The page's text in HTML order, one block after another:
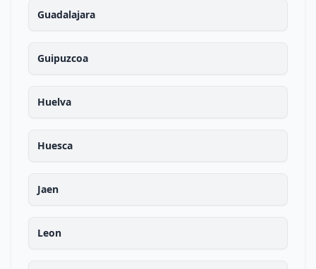
Guadalajara
Guipuzcoa
Huelva
Huesca
Jaen
Leon